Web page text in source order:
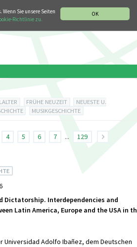
OK
Wenn Sie unsere Seiten
Richtlinie zu.
FRÜHE NEUZEIT
NEUESTE U.
MUSIKGESCHICHTE
4 5 6 7 ... 129
Dictatorship. Interdependencies and
Latin America, Europe and the USA in
Universidad Adolfo Ibañez, dem Deutschen